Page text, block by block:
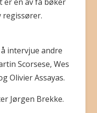
regissører.
intervjue andre
Scorsese, Wes
Olivier Assayas.
Jørgen Brekke.